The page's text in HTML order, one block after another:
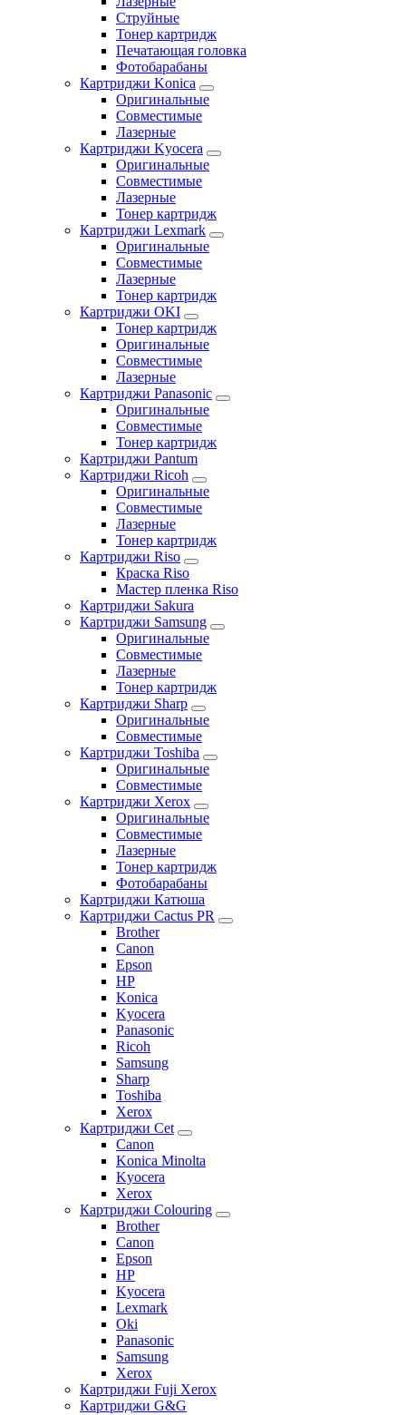
Струйные
Тонер картридж
Печатающая головка
Фотобарабаны
Картриджи Konica
Оригинальные
Совместимые
Лазерные
Картриджи Kyocera
Оригинальные
Совместимые
Лазерные
Тонер картридж
Картриджи Lexmark
Оригинальные
Совместимые
Лазерные
Тонер картридж
Картриджи OKI
Тонер картридж
Оригинальные
Совместимые
Лазерные
Картриджи Panasonic
Оригинальные
Совместимые
Тонер картридж
Картриджи Pantum
Картриджи Ricoh
Оригинальные
Совместимые
Лазерные
Тонер картридж
Картриджи Riso
Краска Riso
Мастер пленка Riso
Картриджи Sakura
Картриджи Samsung
Оригинальные
Совместимые
Лазерные
Тонер картридж
Картриджи Sharp
Оригинальные
Совместимые
Картриджи Toshiba
Оригинальные
Совместимые
Картриджи Xerox
Оригинальные
Совместимые
Лазерные
Тонер картридж
Фотобарабаны
Картриджи Катюша
Картриджи Cactus PR
Brother
Canon
Epson
HP
Konica
Kyocera
Panasonic
Ricoh
Samsung
Sharp
Toshiba
Xerox
Картриджи Cet
Canon
Konica Minolta
Kyocera
Xerox
Картриджи Colouring
Brother
Canon
Epson
HP
Kyocera
Lexmark
Oki
Panasonic
Samsung
Xerox
Картриджи Fuji Xerox
Картриджи G&G